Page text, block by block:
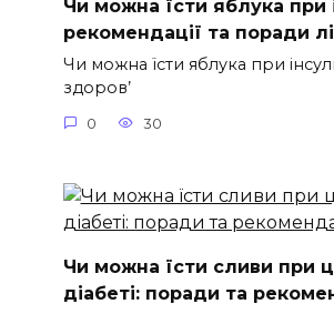
Чи можна їсти яблука при
рекомендації та поради
Чи можна їсти яблука при
здоров’
0 30
Чи можна їсти сливи при
діабеті: поради та